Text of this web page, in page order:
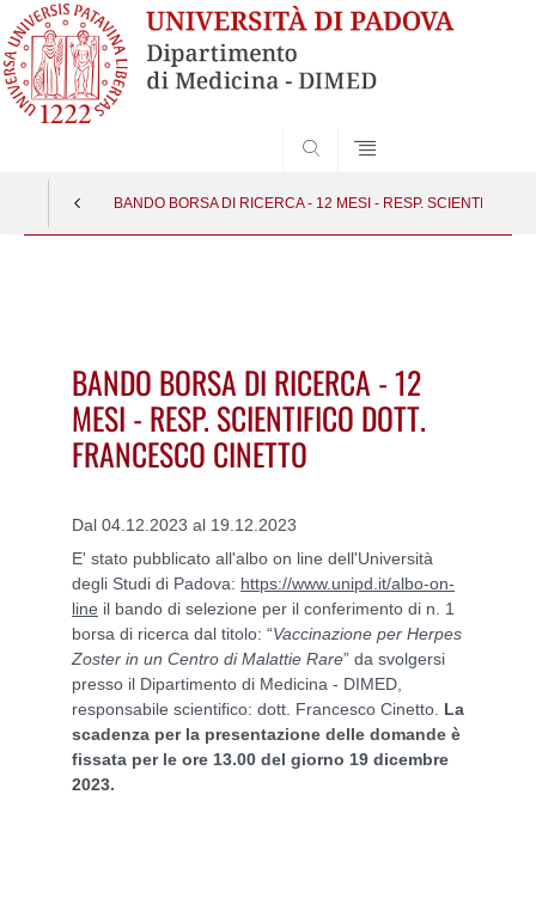
BANDO BORSA DI RICERCA - 12 MESI - RESP. SCIENTIFICO
BANDO BORSA DI RICERCA - 12
MESI - RESP. SCIENTIFICO DOTT.
FRANCESCO CINETTO
Dal 04.12.2023 al 19.12.2023
E' stato pubblicato all'albo on line dell'Università
degli Studi di Padova: https://www.unipd.it/albo-on-
line il bando di selezione per il conferimento di n. 1
borsa di ricerca dal titolo: “Vaccinazione per Herpes
Zoster in un Centro di Malattie Rare” da svolgersi
presso il Dipartimento di Medicina - DIMED,
responsabile scientifico: dott. Francesco Cinetto. La
scadenza per la presentazione delle domande è
fissata per le ore 13.00 del giorno 19 dicembre
2023.